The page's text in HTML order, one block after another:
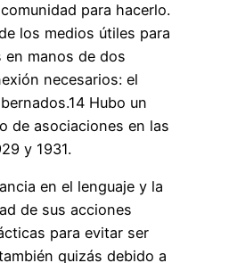
para hacerlo.
los medios útiles para
en manos de dos
necesarios: el
Hubo un
de asociaciones en las
y 1931.
en el lenguaje y la
de sus acciones
para evitar ser
quizás debido a